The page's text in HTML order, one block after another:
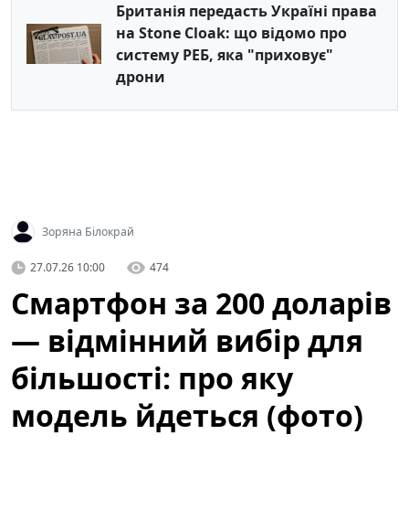
Британія передасть Україні права
на Stone Cloak: що відомо про
систему РЕБ, яка "приховує"
дрони
Зоряна Білокрай
27.07.26 10:00 474
Смартфон за 200 доларів
— відмінний вибір для
більшості: про яку
модель йдеться (фото)